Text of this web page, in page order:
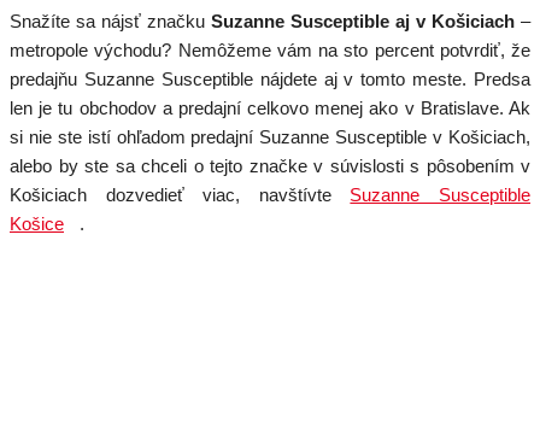
Snažíte sa nájsť značku Suzanne Susceptible aj v Košiciach –
metropole východu? Nemôžeme vám na sto percent potvrdiť, že
predajňu Suzanne Susceptible nájdete aj v tomto meste. Predsa
len je tu obchodov a predajní celkovo menej ako v Bratislave. Ak
si nie ste istí ohľadom predajní Suzanne Susceptible v Košiciach,
alebo by ste sa chceli o tejto značke v súvislosti s pôsobením v
Košiciach dozvedieť viac, navštívte Suzanne Susceptible
Košice
.